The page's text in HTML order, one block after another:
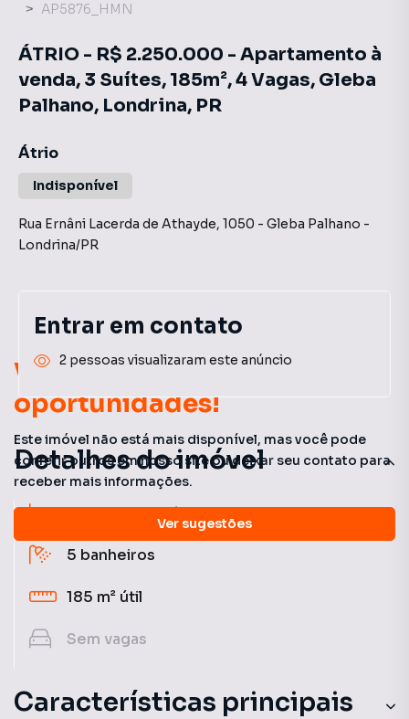
Você pode encontrar novas
oportunidades!
Este imóvel não está mais disponível, mas você pode
conferir outros em nosso site ou deixar seu contato para
receber mais informações.
Ver sugestões
Detalhes do imóvel
3quartos (3 suítes)
5 banheiros
185 m² útil
Sem vagas
Características principais
AP5876_HMN
ÁTRIO - R$ 2.250.000 - Apartamento à
venda, 3 Suítes, 185m², 4 Vagas, Gleba
Palhano, Londrina, PR
Átrio
Indisponível
Rua Ernâni Lacerda de Athayde, 1050 - Gleba Palhano -
Londrina/PR
Entrar em contato
2 pessoas visualizaram este anúncio